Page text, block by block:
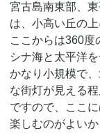
宮古島南東部、
は、小高い丘の
ここからは360度
シナ海と太平洋
かなり小規模で
な街灯が見える
ですので、ここ
楽しむのがよいか